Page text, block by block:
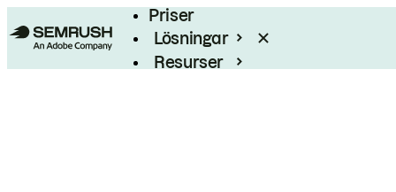
Priser
Lösningar
Resurser